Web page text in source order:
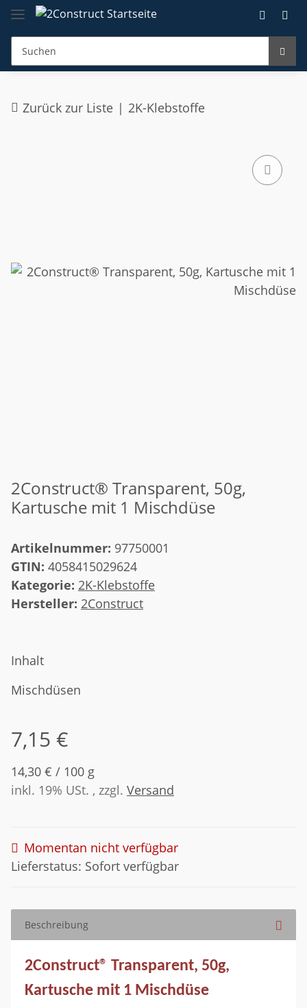
Zurück zur Liste 2K-Klebstoffe
2Construct® Transparent, 50g,
Kartusche mit 1 Mischdüse
Artikelnummer: 97750001
GTIN: 4058415029624
Kategorie: 2K-Klebstoffe
Hersteller: 2Construct
Inhalt
Mischdüsen
7,15 €
14,30 € / 100 g
inkl. 19% USt. , zzgl. Versand
Momentan nicht verfügbar
Lieferstatus: Sofort verfügbar
Beschreibung
2Construct® Transparent, 50g,
Kartusche mit 1 Mischdüse